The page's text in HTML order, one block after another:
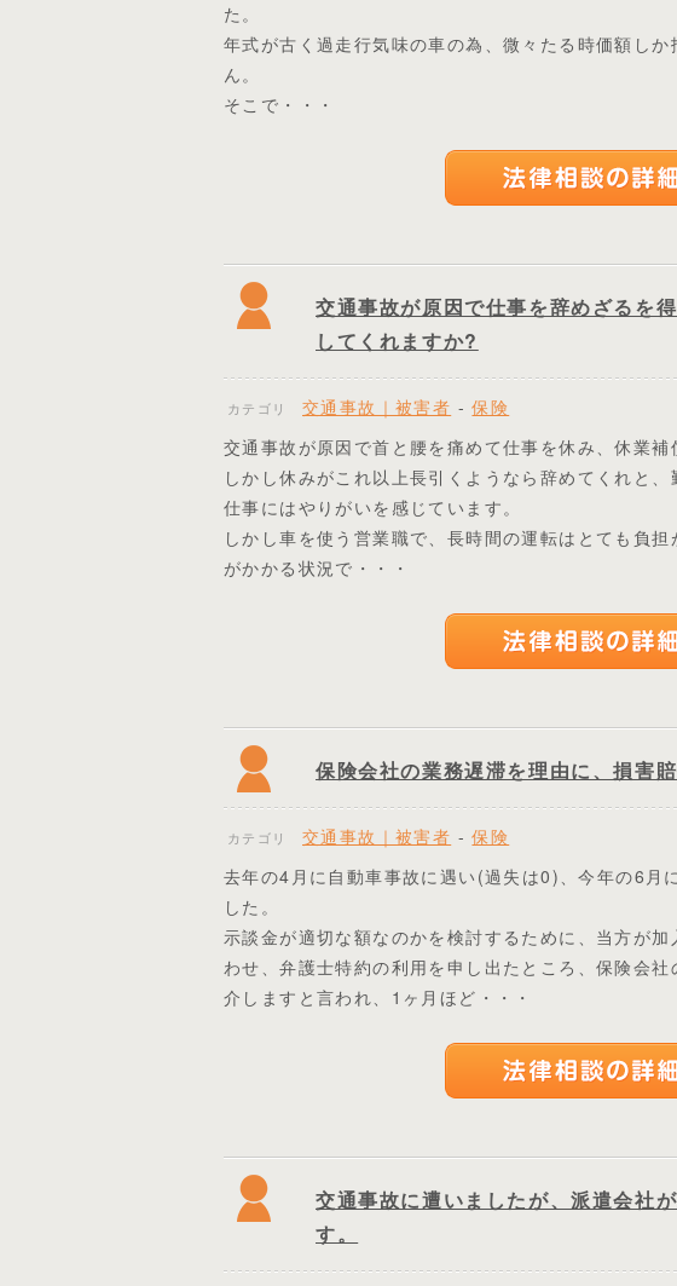
た。
年式が古く過走行気味の車の為、微々たる時価額し
ん。
そこで・・・
交通事故が原因で仕事を辞めざるを
してくれますか?
カテゴリ 交通事故｜被害者 -保険
交通事故が原因で首と腰を痛めて仕事を休み、休業補
しかし休みがこれ以上長引くようなら辞めてくれと、
仕事にはやりがいを感じています。
しかし車を使う営業職で、長時間の運転はとても負
がかかる状況で・・・
保険会社の業務遅滞を理由に、損害
カテゴリ 交通事故｜被害者 -保険
去年の4月に自動車事故に遇い(過失は0)、今年の6月
した。
示談金が適切な額なのかを検討するために、当方が
わせ、弁護士特約の利用を申し出たところ、保険会
介しますと言われ、1ヶ月ほど・・・
交通事故に遭いましたが、派遣会社
す。